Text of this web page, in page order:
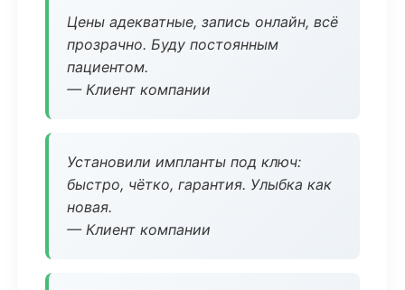
Цены адекватные, запись онлайн, всё
прозрачно. Буду постоянным
пациентом.
— Клиент компании
Установили импланты под ключ:
быстро, чётко, гарантия. Улыбка как
новая.
— Клиент компании